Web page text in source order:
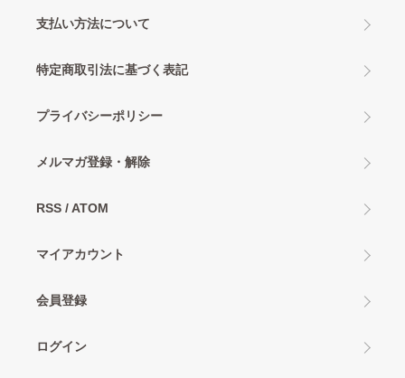
支払い方法について
特定商取引法に基づく表記
プライバシーポリシー
メルマガ登録・解除
RSS /ATOM
マイアカウント
会員登録
ログイン